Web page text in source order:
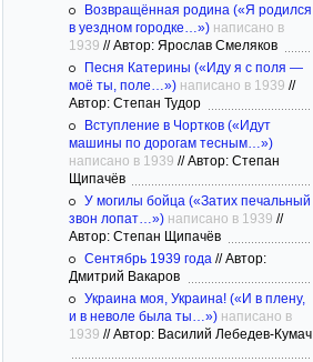
Возвращённая родина («Я родился
в уездном городке…») написано в
1939 //Автор: Ярослав Смеляков
Песня Катерины («Иду я с поля —
моё ты, поле…») написано в 1939 //
Автор: Степан Тудор
Вступление в Чортков («Идут
машины по дорогам тесным…»)
написано в 1939 //Автор: Степан
Щипачёв
У могилы бойца («Затих печальный
звон лопат…») написано в 1939 //
Автор: Степан Щипачёв
Сентябрь 1939 года //Автор:
Дмитрий Вакаров
Украина моя, Украина! («И в плену,
и в неволе была ты…») написано в
1939 //Автор: Василий Лебедев-Кумач